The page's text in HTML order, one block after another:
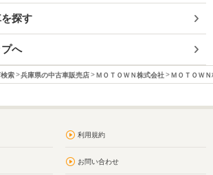
探す
へ
索 兵庫県の中古車販売店 ＭＯＴＯＷＮ株式会社 ＭＯＴＯＷ
利用規約
お問い合わせ